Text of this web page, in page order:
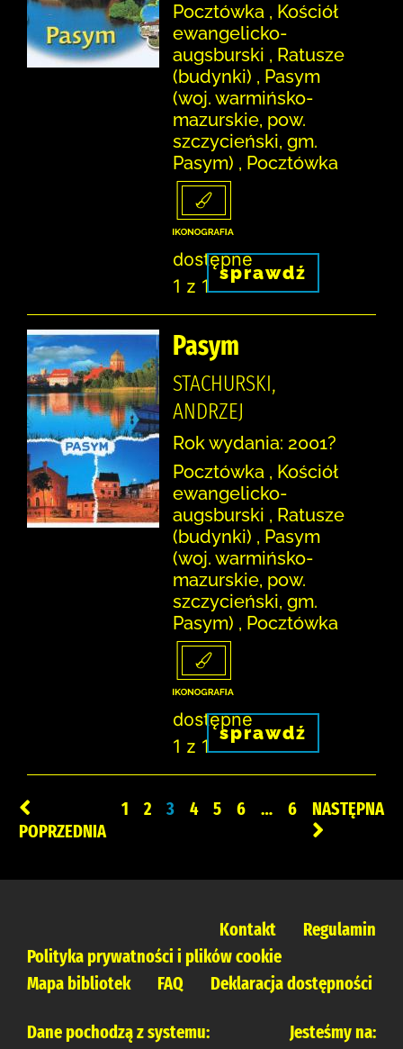
Pocztówka , Kościół
ewangelicko-
augsburski , Ratusze
(budynki) , Pasym
(woj. warmińsko-
mazurskie, pow.
szczycieński, gm.
Pasym) , Pocztówka
dostępne
1 z 1
sprawdź
Pasym
STACHURSKI,
ANDRZEJ
Rok wydania: 2001?
Pocztówka , Kościół
ewangelicko-
augsburski , Ratusze
(budynki) , Pasym
(woj. warmińsko-
mazurskie, pow.
szczycieński, gm.
Pasym) , Pocztówka
dostępne
1 z 1
sprawdź
POPRZEDNIA
1 2 3 4 5 6 … 6 NASTĘPNA
Kontakt
Regulamin
Polityka prywatności i plików cookie
Mapa bibliotek
FAQ Deklaracja dostępności
Dane pochodzą z systemu: Jesteśmy na: